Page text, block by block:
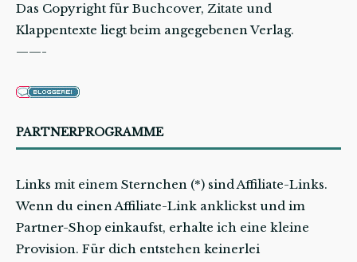
Das Copyright für Buchcover, Zitate und
Klappentexte liegt beim angegebenen Verlag.
——-
PARTNERPROGRAMME
Links mit einem Sternchen (*) sind Affiliate-Links.
Wenn du einen Affiliate-Link anklickst und im
Partner-Shop einkaufst, erhalte ich eine kleine
Provision. Für dich entstehen keinerlei